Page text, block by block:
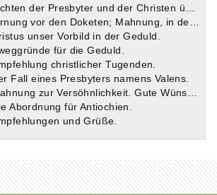
unser Vorbild in der Geduld.
für die Geduld.
christlicher Tugenden.
Fall eines Presbyters namens Valens.
Abordnung für Antiochien.
und Grüße.